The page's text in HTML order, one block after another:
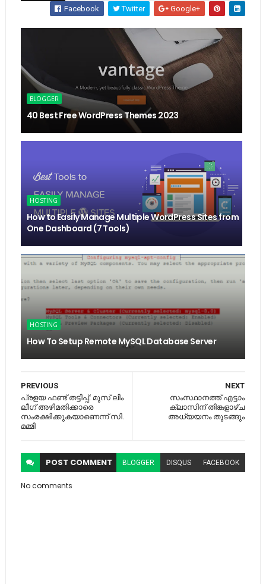
Facebook Twitter Google+
BLOGGER
40 Best Free WordPress Themes 2023
HOSTING
How to Easily Manage Multiple WordPress Sites from
One Dashboard (7 Tools)
HOSTING
How To Setup Remote MySQL Database Server
NEXT
സംസ്ഥാനത്ത്​ എട്ടാം
ക്ലാസിന്​ തിങ്കളാഴ്ച
അധ്യയനം തുടങ്ങും
PREVIOUS
പ്രളയ ഫണ്ട് തട്ടിപ്പ്: മുസ് ലിം
ലീഗ് അഴിമതിക്കാരെ
സംരക്ഷിക്കുകയാണെന്ന് സി.
മമ്മി
POST COMMENT BLOGGER DISQUS FACEBOOK
No comments